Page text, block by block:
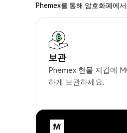
Phemex를 통해 암호화폐에
보관
Phemex 현물 지갑에
하게 보관하세요.